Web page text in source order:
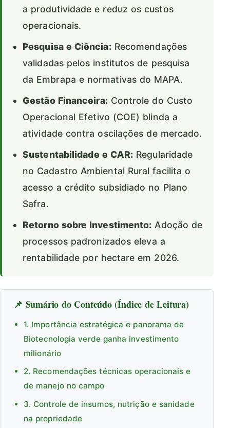
a produtividade e reduz os custos
operacionais.
Pesquisa e Ciência:Recomendações
validadas pelos institutos de pesquisa
da Embrapa e normativas do MAPA.
Gestão Financeira:Controle do Custo
Operacional Efetivo (COE) blinda a
atividade contra oscilações de mercado.
Sustentabilidade e CAR: Regularidade
no Cadastro Ambiental Rural facilita o
acesso a crédito subsidiado no Plano
Safra.
Retorno sobre Investimento: Adoção de
processos padronizados eleva a
rentabilidade por hectare em 2026.
📌 Sumário do Conteúdo (Índice de Leitura)
1. Importância estratégica e panorama de
Biotecnologia verde ganha investimento
milionário
2. Recomendações técnicas operacionais e
de manejo no campo
3. Controle de insumos, nutrição e sanidade
na propriedade